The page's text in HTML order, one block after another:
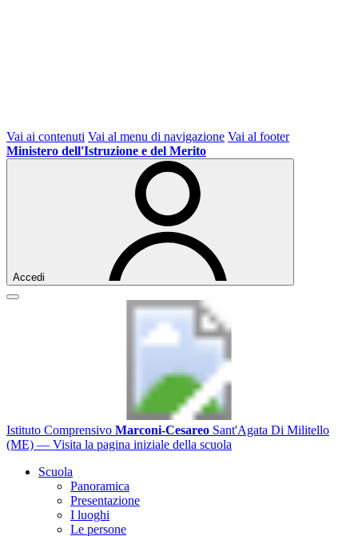
Vai ai contenuti Vai al menu di navigazione Vai al footer
Ministero dell'Istruzione e del Merito
Accedi
Istituto Comprensivo Marconi-Cesareo Sant'Agata Di Militello
(ME) — Visita la pagina iniziale della scuola
Scuola
Panoramica
Presentazione
I luoghi
Le persone